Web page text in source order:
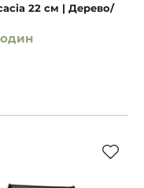
22 см | Дерево/